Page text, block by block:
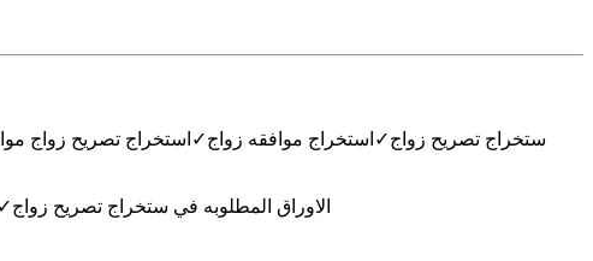
ستخراج تصريح زواج✓استخراج موافقه زواج✓استخراج تصريح زواج
الاوراق المطلوبه في ستخراج تصريح